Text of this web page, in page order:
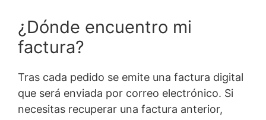
¿Dónde encuentro mi
factura?
Tras cada pedido se emite una factura digital
que será enviada por correo electrónico. Si
necesitas recuperar una factura anterior,